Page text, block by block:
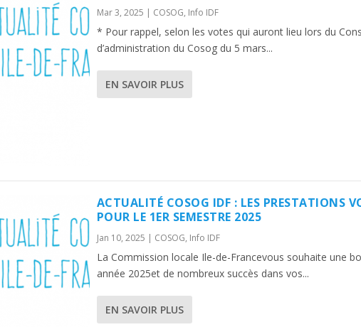
Mar 3, 2025 | COSOG, Info IDF
* Pour rappel, selon les votes qui auront lieu lors du
d’administration du Cosog du 5 mars...
EN SAVOIR PLUS
ACTUALITÉ COSOG IDF : LES PRESTATIONS
POUR LE 1ER SEMESTRE 2025
Jan 10, 2025 | COSOG, Info IDF
La Commission locale Ile-de-Francevous souhaite une
année 2025et de nombreux succès dans vos...
EN SAVOIR PLUS